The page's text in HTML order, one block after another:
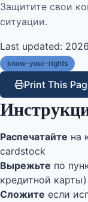
Защитите свои
ситуации.
Last updated:
know-your-rights
Print This
Распечатайте на
cardstock
Вырежьте по
кредитной
Сложите если